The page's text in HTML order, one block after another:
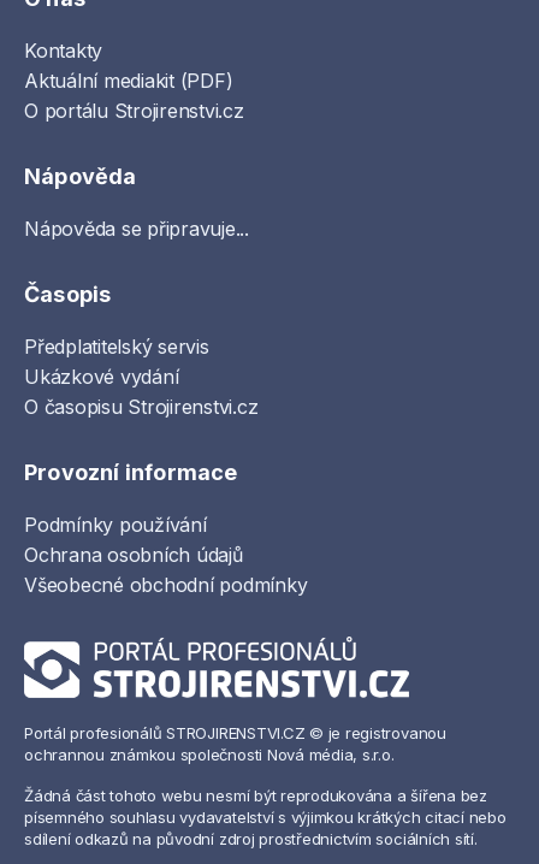
Kontakty
Aktuální mediakit (PDF)
O portálu Strojirenstvi.cz
Nápověda
Nápověda se připravuje...
Časopis
Předplatitelský servis
Ukázkové vydání
O časopisu Strojirenstvi.cz
Provozní informace
Podmínky používání
Ochrana osobních údajů
Všeobecné obchodní podmínky
Portál profesionálů STROJIRENSTVI.CZ © je registrovanou
ochrannou známkou společnosti Nová média, s.r.o.
Žádná část tohoto webu nesmí být reprodukována a šířena bez
písemného souhlasu vydavatelství s výjimkou krátkých citací nebo
sdílení odkazů na původní zdroj prostřednictvím sociálních sítí.